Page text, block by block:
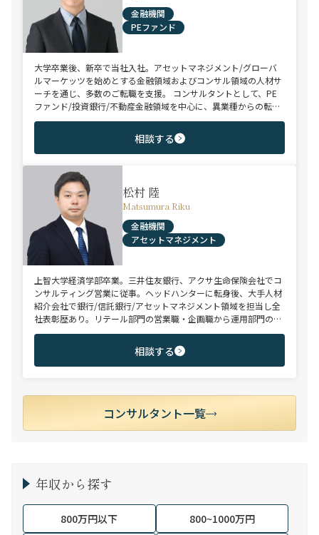
金融機関
PEファンド
大学卒業後、新卒で当社入社。アセットマネジメント/グローバ
ルマーケッツを始めとする金融領域およびコンサル領域の人材サ
ーチを通じ、多数のご転職を支援。 コンサルタントとして、PE
ファンド/投資銀行/不動産金融領域を中心に、異業種からの転身
を目指す未経験のハイポテンシャル層やさらなるキャリアップを
狙うミドル～ハイクラス層をご支援。
相談する
松村 陸
Matsumura Riku
金融機関
アセットマネジメント
上智大学経済学部卒業。三井住友銀行、アクサ生命保険会社でコ
ンサルティング営業に従事。ヘッドハンターに転身後、大手人材
紹介会社で銀行/信託銀行/アセットマネジメント領域を担当し全
社表彰歴あり。リテール部門の営業職・企画職から運用部門の専
門職まで豊富な転職支援実績。日系/外資系、経験者/未経験者を
問わず幅広いポジションでご支援可能。
相談する
コンサルタント一覧
年収から探す
800万円以下
800~1000万円